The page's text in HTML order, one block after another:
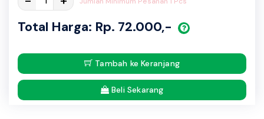
Total Harga: Rp. 72.000,-
Tambah ke Keranjang
Beli Sekarang